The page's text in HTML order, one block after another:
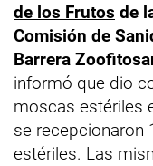
de los Frutos de
Comisión de
Barrera
informó que dio
moscas estériles
se recepcionaron
estériles. Las